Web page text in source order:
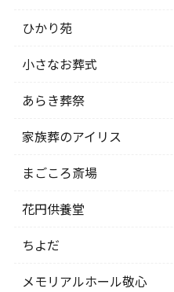
ひかり苑
小さなお葬式
あらき葬祭
家族葬のアイリス
まごころ斎場
花円供養堂
ちよだ
メモリアルホール敬心